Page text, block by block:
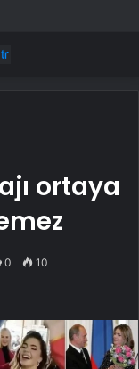
ortaya
0 10